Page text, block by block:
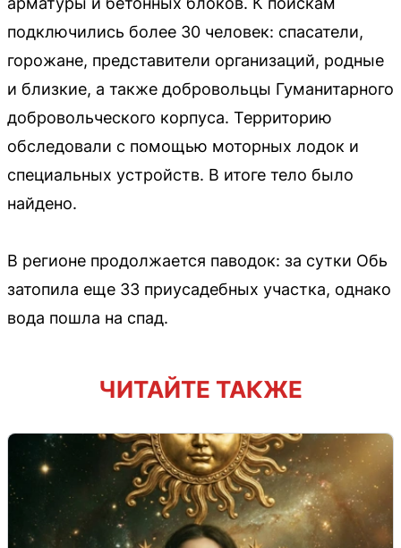
подключились более 30 человек: спасатели,
горожане, представители организаций, родные
и близкие, а также добровольцы Гуманитарного
добровольческого корпуса. Территорию
обследовали с помощью моторных лодок и
специальных устройств. В итоге тело было
найдено.
В регионе продолжается паводок: за сутки Обь
затопила еще 33 приусадебных участка, однако
вода пошла на спад.
ЧИТАЙТЕ ТАКЖЕ